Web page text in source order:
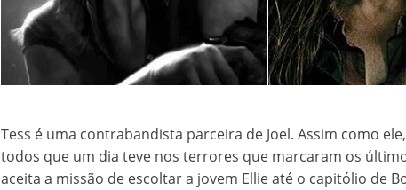
Tess é uma contrabandista parceira de Joel. Assim como
todos que um dia teve nos terrores que marcaram os
aceita a missão de escoltar a jovem Ellie até o capitólio de